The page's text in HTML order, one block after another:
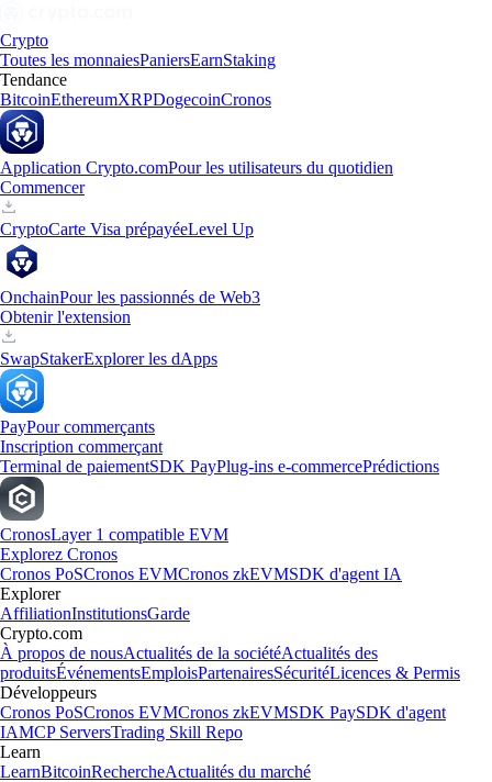
Crypto
Toutes les monnaiesPaniersEarnStaking
Tendance
BitcoinEthereumXRPDogecoinCronos
Application Crypto.comPour les utilisateurs du quotidien
Commencer
CryptoCarte Visa prépayéeLevel Up
OnchainPour les passionnés de Web3
Obtenir l'extension
SwapStakerExplorer les dApps
PayPour commerçants
Inscription commerçant
Terminal de paiementSDK PayPlug-ins e-commercePrédictions
CronosLayer 1 compatible EVM
Explorez Cronos
Cronos PoSCronos EVMCronos zkEVMSDK d'agent IA
Explorer
AffiliationInstitutionsGarde
Crypto.com
À propos de nousActualités de la sociétéActualités des
produitsÉvénementsEmploisPartenairesSécuritéLicences & Permis
Développeurs
Cronos PoSCronos EVMCronos zkEVMSDK PaySDK d'agent
IAMCP ServersTrading Skill Repo
Learn
LearnBitcoinRechercheActualités du marché